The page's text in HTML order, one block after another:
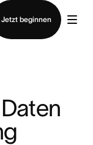
Jetzt beginnen